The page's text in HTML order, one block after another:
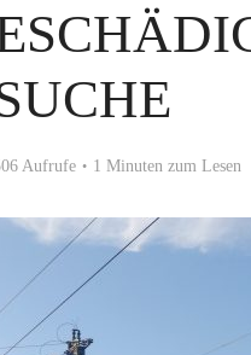
Aufrufe 1 Minuten zum Lesen